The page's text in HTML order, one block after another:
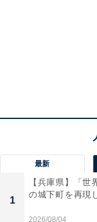
最新
1
【兵庫県】「
の城下町を再現
2026/08/04